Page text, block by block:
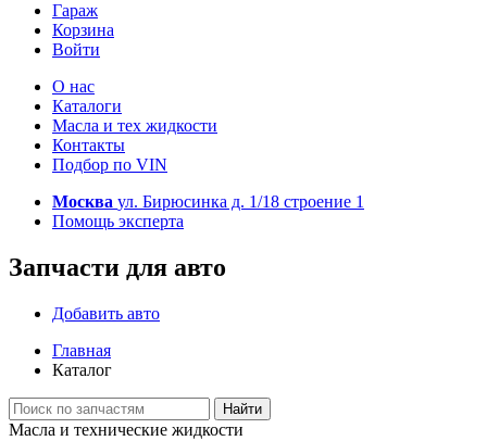
Гараж
Корзина
Войти
О нас
Каталоги
Масла и тех жидкости
Контакты
Подбор по VIN
Москва ул. Бирюсинка д. 1/18 строение 1
Помощь эксперта
Запчасти для авто
Добавить авто
Главная
Каталог
Найти
Масла и технические жидкости